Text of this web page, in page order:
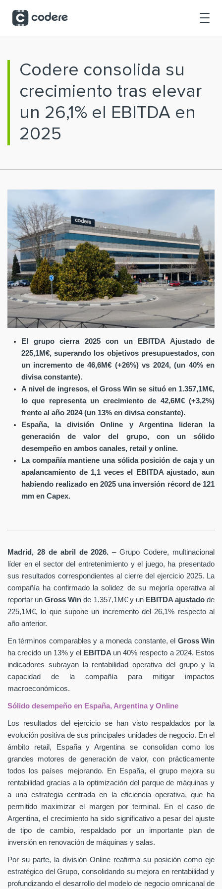
Codere consolida su
crecimiento tras elevar
un 26,1% el EBITDA en
2025
El grupo cierra 2025 con un EBITDA Ajustado de
225,1M€, superando los objetivos presupuestados, con
un incremento de 46,6M€ (+26%) vs 2024, (un 40% en
divisa constante).
A nivel de ingresos, el Gross Win se situó en 1.357,1M€,
lo que representa un crecimiento de 42,6M€ (+3,2%)
frente al año 2024 (un 13% en divisa constante).
España, la división Online y Argentina lideran la
generación de valor del grupo, con un sólido
desempeño en ambos canales, retail y online.
La compañía mantiene una sólida posición de caja y un
apalancamiento de 1,1 veces el EBITDA ajustado, aun
habiendo realizado en 2025 una inversión récord de 121
mm en Capex.
Madrid, 28 de abril de 2026. – Grupo Codere, multinacional
líder en el sector del entretenimiento y el juego, ha presentado
sus resultados correspondientes al cierre del ejercicio 2025. La
compañía ha confirmado la solidez de su mejoría operativa al
reportar unGross Winde 1.357,1M€ y un EBITDA ajustadode
225,1M€, lo que supone un incremento del 26,1% respecto al
año anterior.
En términos comparables y a moneda constante, el Gross Win
ha crecido un 13% y el
EBITDA un 40% respecto a 2024. Estos
indicadores subrayan la rentabilidad operativa del grupo y la
capacidad de la compañía para mitigar impactos
macroeconómicos.
Sólido desempeño en España, Argentina y Online
Los resultados del ejercicio se han visto respaldados por la
evolución positiva de sus principales unidades de negocio. En el
ámbito retail, España y Argentina se consolidan como los
grandes motores de generación de valor, con prácticamente
todos los países mejorando. En España, el grupo mejora su
rentabilidad gracias a la optimización del parque de máquinas y
a una estrategia centrada en la eficiencia operativa, que ha
permitido maximizar el margen por terminal. En el caso de
Argentina, el crecimiento ha sido significativo a pesar del ajuste
de tipo de cambio, respaldado por un importante plan de
inversión en renovación de máquinas y salas.
Por su parte, la división Online reafirma su posición como eje
estratégico del Grupo, consolidando su mejora en rentabilidad y
profundizando el desarrollo del modelo de negocio omnicanal de